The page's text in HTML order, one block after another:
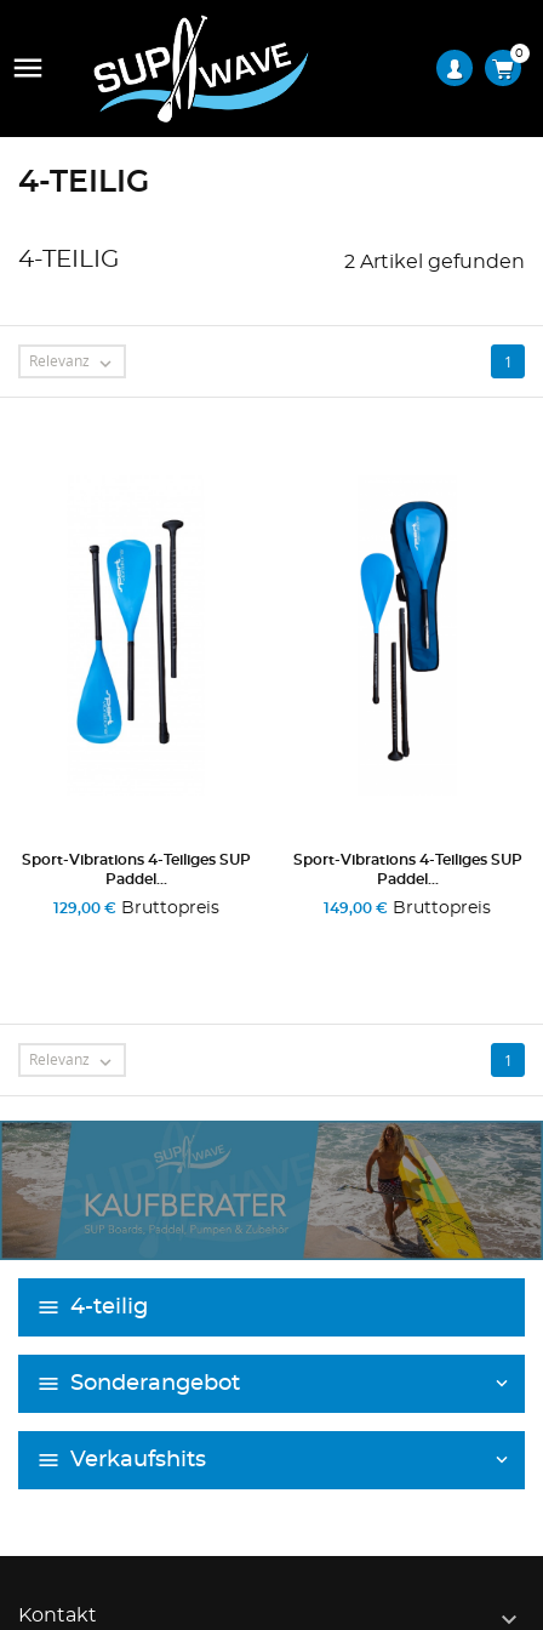
 0
4-TEILIG
4-teilig
Sonderangebot
Verkaufshits
4-TEILIG 2 Artikel gefunden
Relevanz  1
Sport-Vibrations 4-Teiliges SUP
Paddel...
129,00 €Bruttopreis
Sport-Vibrations 4-Teiliges SUP
Paddel...
149,00 € Bruttopreis
Relevanz  1
Kontakt 